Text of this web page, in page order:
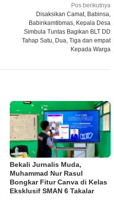
Pos berikutnya
Disaksikan Camat, Babinsa,
Babinkamtibmas, Kepala Desa
Simbula Tuntas Bagikan BLT DD
Tahap Satu, Dua, Tiga dan empat
Kepada Warga
Bekali Jurnalis Muda,
Muhammad Nur Rasul
Bongkar Fitur Canva di Kelas
Eksklusif SMAN 6 Takalar